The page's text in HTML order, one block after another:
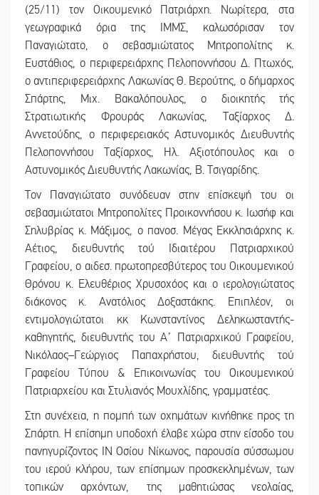
(25/11) τον Οικουμενικό Πατριάρχη. Νωρίτερα, στα
γεωγραφικά όρια της ΙΜΜΣ, καλωσόρισαν τον
Παναγιώτατο, ο σεβασμιώτατος Μητροπολίτης κ.
Ευστάθιος, ο περιφερειάρχης Πελοποννήσου Δ. Πτωχός,
ο αντιπεριφερειάρχης Λακωνίας Θ. Βερούτης, ο δήμαρχος
Σπάρτης, Μιχ. Βακαλόπουλος, ο διοικητής τής
Στρατιωτικής Φρουράς Λακωνίας, Ταξίαρχος Δ.
Αννετούδης, ο περιφερειακός Αστυνομικός Διευθυντής
Πελοποννήσου Ταξίαρχος, Ηλ. Αξιοτόπουλος και ο
Αστυνομικός Διευθυντής Λακωνίας, Β. Τσιγαρίδης.
Τον Παναγιώτατο συνόδευαν στην επίσκεψή του οι
σεβασμιώτατοι Μητροπολίτες Προικοννήσου κ. Ιωσήφ και
Σηλυβρίας κ. Μάξιμος, ο πανοσ. Μέγας Εκκλησιάρχης κ.
Αέτιος, διευθυντής τού Ιδιαιτέρου Πατριαρχικού
Γραφείου, ο αιδεσ. πρωτοπρεσβύτερος του Οικουμενικού
Θρόνου κ. Ελευθέριος Χρυσοχόος και ο ιερολογιώτατος
διάκονος κ. Ανατόλιος Δοξαστάκης. Επιπλέον, οι
εντιμολογιώτατοι κκ Κωνσταντίνος Δεληκωσταντής-
καθηγητής, διευθυντής του Α΄ Πατριαρχικού Γραφείου,
Νικόλαος–Γεώργιος Παπαχρήστου, διευθυντής τού
Γραφείου Τύπου & Επικοινωνίας του Οικουμενικού
Πατριαρχείου και Στυλιανός Μουχλίδης, γραμματέας.
Στη συνέχεια, η πομπή των οχημάτων κινήθηκε προς τη
Σπάρτη. Η επίσημη υποδοχή έλαβε χώρα στην είσοδο του
πανηγυρίζοντος ΙΝ Οσίου Νίκωνος, παρουσία σύσσωμου
του ιερού κλήρου, των επίσημων προσκεκλημένων, των
τοπικών αρχόντων, της μαθητιώσας νεολαίας,